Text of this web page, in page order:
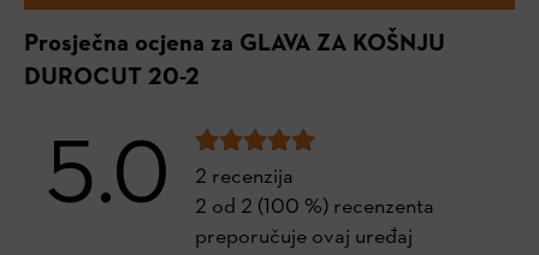
Prosječna ocjena za GLAVA ZA KOŠNJU
DUROCUT 20-2
5.0
2 recenzija
2 od 2 (100 %) recenzenta
preporučuje ovaj uređaj